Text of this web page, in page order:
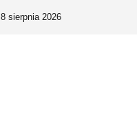
8 sierpnia 2026